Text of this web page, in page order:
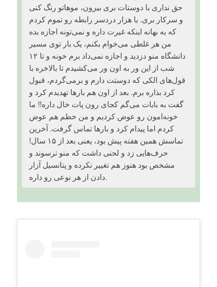
حق نداری با دوستات بری بیرون، موهاتو رنگ کنی
و سرکار بری. با هزار دردسر رابطه رو تموم کردم
که به بهانه اینکه غیرت داره و نمی‌تونه اجازه بده
من هر غلطی می‌خوام بکنم، یک بار توی مسیر
دانشگاه منو دزدید و اجازه نمی‌داد برم خونه و تا ۱۲
شب از این ور به اون ور می‌کشیدم تا بالاخره با
قول‌های الکی که دوستت دارم و برمی‌گردم، قبول
کرد بذاره برم. بعد از اون هم بارها تهدیدم کرد و
گفت به بابات می‌گم کجای رون پات خال داره!! ما
خونه‌امون رو عوض کردیم و من خطم هم عوض
کردم اما پیدام کرد و بارها تماس گرفت. آخرین
تماسش همین هفته پیش بود، یعنی بعد از ۱۵ سال!
حرف‌هایی زد و لحنی داشت که منو ترسوند و
مشخص بود هنوز هم تغییر نکرده و پتانسیل آزار
دادن از هر نوعی رو داره.